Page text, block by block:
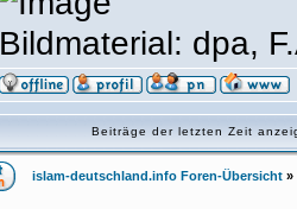
Bildmaterial: dpa,
Beiträge der letzten Zeit
islam-deutschland.info Foren-Übersicht »